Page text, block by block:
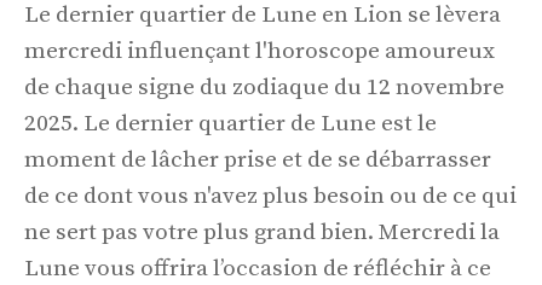
Le dernier quartier de Lune en Lion se lèvera
mercredi influençant l'horoscope amoureux
de chaque signe du zodiaque du 12 novembre
2025. Le dernier quartier de Lune est le
moment de lâcher prise et de se débarrasser
de ce dont vous n'avez plus besoin ou de ce qui
ne sert pas votre plus grand bien. Mercredi la
Lune vous offrira l’occasion de réfléchir à ce